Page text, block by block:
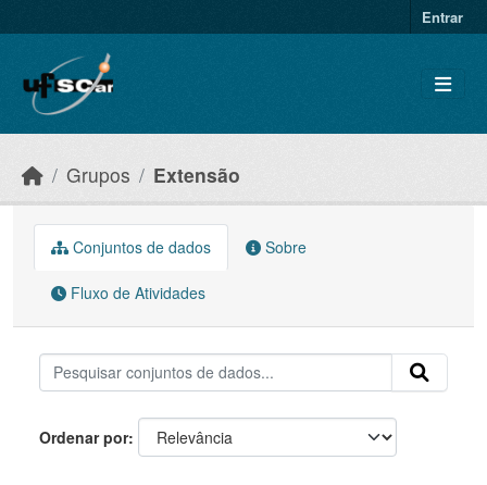
Entrar
Grupos Extensão
Conjuntos de dados Sobre
Fluxo de Atividades
Ordenar por